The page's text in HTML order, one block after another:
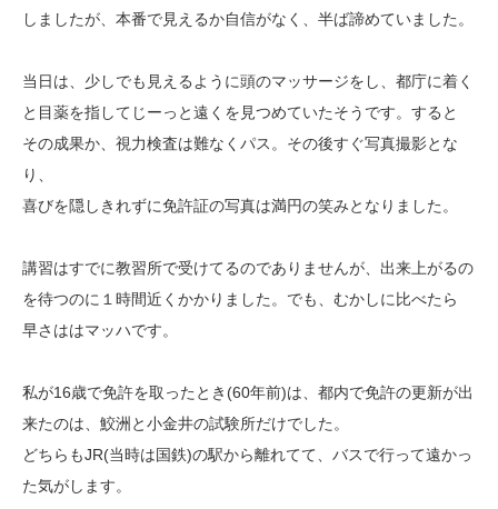
しましたが、本番で見えるか自信がなく、半ば諦めていました。
当日は、少しでも見えるように頭のマッサージをし、都庁に着く
と目薬を指してじーっと遠くを見つめていたそうです。すると
その成果か、視力検査は難なくパス。その後すぐ写真撮影とな
り、
喜びを隠しきれずに免許証の写真は満円の笑みとなりました。
講習はすでに教習所で受けてるのでありませんが、出来上がるの
を待つのに１時間近くかかりました。でも、むかしに比べたら
早さははマッハです。
私が16歳で免許を取ったとき(60年前)は、都内で免許の更新が出
来たのは、鮫洲と小金井の試験所だけでした。
どちらもJR(当時は国鉄)の駅から離れてて、バスで行って遠かっ
た気がします。